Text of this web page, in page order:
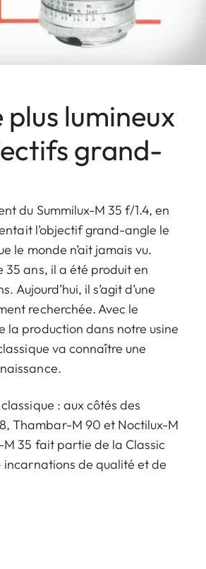
plus lumineux
grand-
du Summilux-M 35 f/1.4, en
l’objectif grand-angle le
le monde n’ait jamais vu.
35 ans, il a été produit en
Aujourd’hui, il s’agit d’une
recherchée. Avec le
la production dans notre usine
va connaître une
: aux côtés des
Thambar-M 90 et Noctilux-M
M 35 fait partie de la Classic
de qualité et de